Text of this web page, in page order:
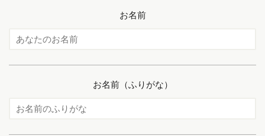
お名前
お名前（ふりがな）